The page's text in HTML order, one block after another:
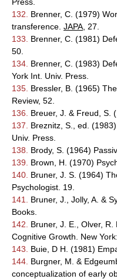
132.
Brenner, C. (1979)
transference. JAPA , 27.
133.
Brenner, C. (1981)
50.
134. Brenner, C. (1983)
York Int. Univ. Press.
135. Bressler, B. (1965)
Review, 52.
136.
Breuer, J. & Freud, S.
137.
Breznitz, S., ed.
Univ. Press.
138.
Brody, S. (1964)
139.
Brown, H. (1970)
140. Bruner, J. S. (1964)
Psychologist. 19.
141.
Bruner, J., Jolly, A. &
Books.
142.
Bruner, J. E., Olver,
Cognitive Growth. New
143.
Buie, D H. (1981)
144. Burgner, M. &
conceptualization of early